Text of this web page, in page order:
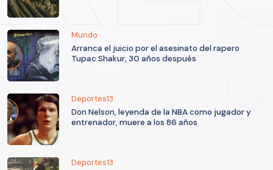
Mundo
Arranca el juicio por el asesinato del rapero
Tupac Shakur, 30 años después
Deportes13
Don Nelson, leyenda de la NBA como jugador y
entrenador, muere a los 86 años
Deportes13